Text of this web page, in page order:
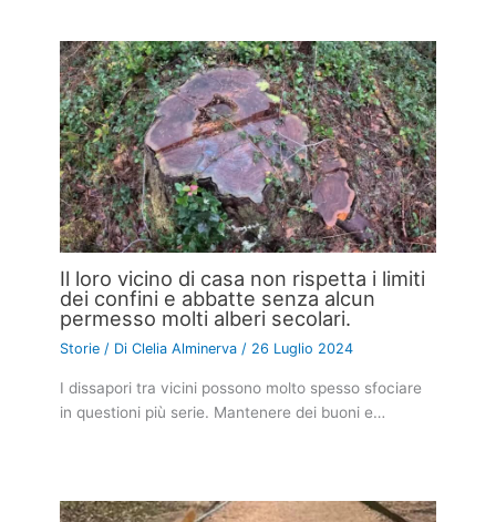
Il loro vicino di casa non rispetta i limiti
dei confini e abbatte senza alcun
permesso molti alberi secolari.
Storie / DiClelia Alminerva/ 26 Luglio 2024
I dissapori tra vicini possono molto spesso sfociare
in questioni più serie. Mantenere dei buoni e…